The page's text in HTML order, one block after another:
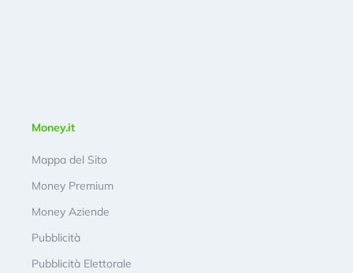
Money.it
Mappa del Sito
Money Premium
Money Aziende
Pubblicità
Pubblicità Elettorale